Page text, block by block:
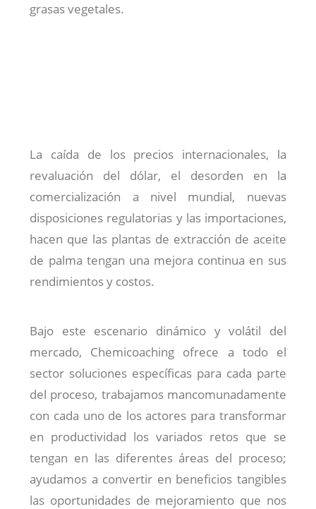
grasas vegetales.
La caída de los precios internacionales, la
revaluación del dólar, el desorden en la
comercialización a nivel mundial, nuevas
disposiciones regulatorias y las importaciones,
hacen que las plantas de extracción de aceite
de palma tengan una mejora continua en sus
rendimientos y costos.
Bajo este escenario dinámico y volátil del
mercado, Chemicoaching ofrece a todo el
sector soluciones específicas para cada parte
del proceso, trabajamos mancomunadamente
con cada uno de los actores para transformar
en productividad los variados retos que se
tengan en las diferentes áreas del proceso;
ayudamos a convertir en beneficios tangibles
las oportunidades de mejoramiento que nos